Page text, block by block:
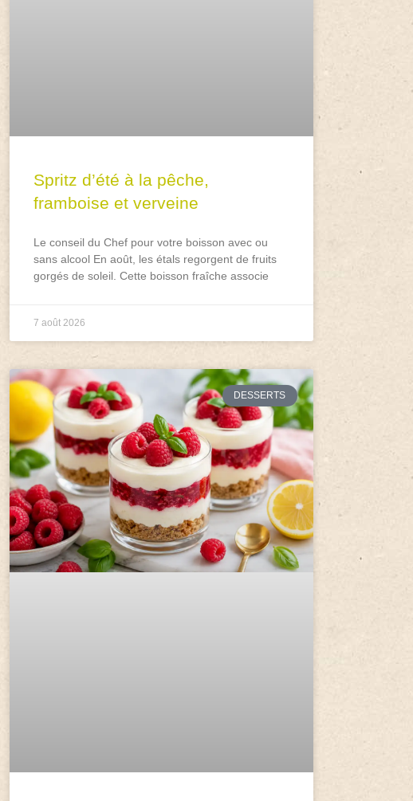
Spritz d’été à la pêche,
framboise et verveine
Le conseil du Chef pour votre boisson avec ou
sans alcool En août, les étals regorgent de fruits
gorgés de soleil. Cette boisson fraîche associe
7 août 2026
DESSERTS